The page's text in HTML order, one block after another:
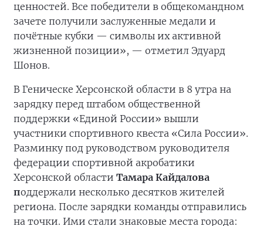
ценностей. Все победители в общекомандном
зачете получили заслуженные медали и
почётные кубки — символы их активной
жизненной позиции», — отметил Эдуард
Шонов.
В Геническе Херсонской области в 8 утра на
зарядку перед штабом общественной
поддержки «Единой России» вышли
участники спортивного квеста «Сила России».
Разминку под руководством руководителя
федерации спортивной акробатики
Херсонской области Тамара Кайдалова
поддержали несколько десятков жителей
региона. После зарядки команды отправились
на точки. Ими стали знаковые места города: